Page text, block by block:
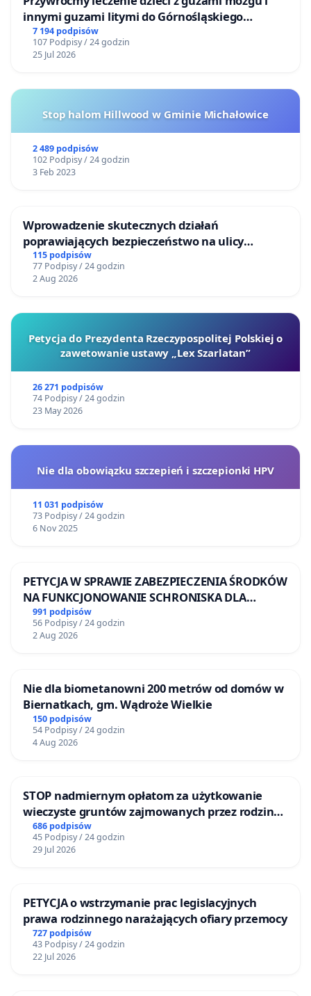
innymi guzami litymi do Górnośląskiego
Centrum Zdrowia Dziecka w Katowicach
7 194 podpisów
107 Podpisy / 24 godzin
25 Jul 2026
Stop halom Hillwood w Gminie Michałowice
2 489 podpisów
102 Podpisy / 24 godzin
3 Feb 2023
Wprowadzenie skutecznych działań
poprawiających bezpieczeństwo na ulicy
Żeromskiego w Otwocku
115 podpisów
77 Podpisy / 24 godzin
2 Aug 2026
Petycja do Prezydenta Rzeczypospolitej Polskiej o
zawetowanie ustawy „Lex Szarlatan”
26 271 podpisów
74 Podpisy / 24 godzin
23 May 2026
Nie dla obowiązku szczepień i szczepionki HPV
11 031 podpisów
73 Podpisy / 24 godzin
6 Nov 2025
PETYCJA W SPRAWIE ZABEZPIECZENIA ŚRODKÓW
NA FUNKCJONOWANIE SCHRONISKA DLA
BEZDOMNYCH ZWIERZĄT W SKARYSZEWIE
991 podpisów
56 Podpisy / 24 godzin
2 Aug 2026
Nie dla biometanowni 200 metrów od domów w
Biernatkach, gm. Wądroże Wielkie
150 podpisów
54 Podpisy / 24 godzin
4 Aug 2026
STOP nadmiernym opłatom za użytkowanie
wieczyste gruntów zajmowanych przez rodzinne
ogrody działkowe.
686 podpisów
45 Podpisy / 24 godzin
29 Jul 2026
PETYCJA o wstrzymanie prac legislacyjnych
prawa rodzinnego narażających ofiary przemocy
727 podpisów
43 Podpisy / 24 godzin
22 Jul 2026